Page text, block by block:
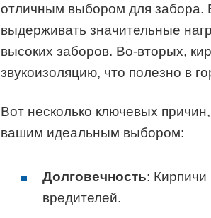
отличным выбором для забора.
выдерживать значительные
высоких заборов. Во-вторых,
звукоизоляцию, что полезно в
Вот несколько ключевых
вашим идеальным выбором:
Долговечность:
вредителей.